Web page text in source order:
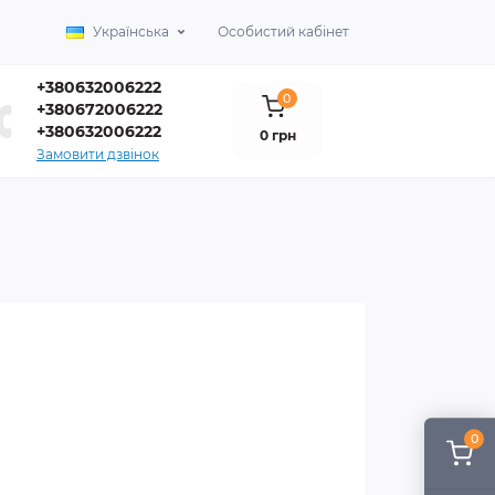
0
Українська Особистий кабінет
+380632006222
+380672006222
+380632006222
Замовити дзвінок
0
0 грн